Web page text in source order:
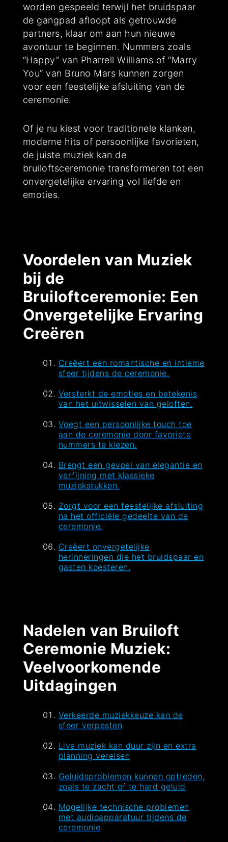
worden gespeeld terwijl het bruidspaar
de gangpad afloopt als getrouwde
partners, klaar om aan hun nieuwe
avontuur te beginnen. Nummers zoals
“Happy” van Pharrell Williams of “Marry
You” van Bruno Mars kunnen zorgen
voor een feestelijke afsluiting van de
ceremonie.
Of je nu kiest voor traditionele klanken,
moderne hits of persoonlijke favorieten,
de juiste muziek kan de
bruiloftsceremonie transformeren tot een
onvergetelijke ervaring vol liefde en
emoties.
Voordelen van Muziek
bij de
Bruiloftceremonie: Een
Onvergetelijke Ervaring
Creëren
Creëert een romantische en intieme
sfeer tijdens de ceremonie.
Versterkt de emoties en betekenis
van het uitwisselen van geloften.
Voegt een persoonlijke touch toe
aan de ceremonie door favoriete
nummers te kiezen.
Brengt een gevoel van elegantie en
verfijning met klassieke
muziekstukken.
Zorgt voor een feestelijke afsluiting
na het officiële gedeelte van de
ceremonie.
Creëert onvergetelijke
herinneringen die het bruidspaar en
gasten koesteren.
Nadelen van Bruiloft
Ceremonie Muziek:
Veelvoorkomende
Uitdagingen
Verkeerde muziekkeuze kan de
sfeer verpesten
Live muziek kan duur zijn en extra
planning vereisen
Geluidsproblemen kunnen optreden,
zoals te zacht of te hard geluid
Mogelijke technische problemen
met audioapparatuur tijdens de
ceremonie